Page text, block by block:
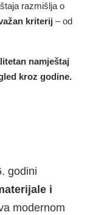
razmišlja o
kriterij – od
namještaj
kroz godine.
godini
i
modernom